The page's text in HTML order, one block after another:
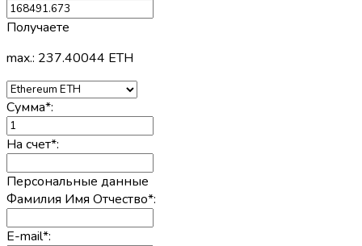
Получаете
max.: 237.40044 ETH
Сумма*:
На счет*:
Персональные данные
Фамилия Имя Отчество*:
E-mail*: